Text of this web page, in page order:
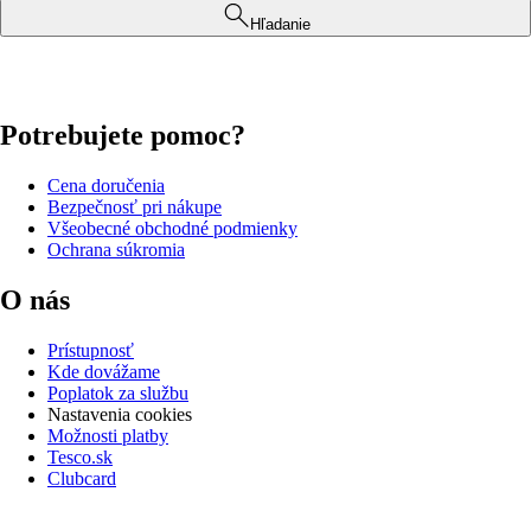
Hľadanie
Potrebujete pomoc?
Cena doručenia
Bezpečnosť pri nákupe
Všeobecné obchodné podmienky
Ochrana súkromia
O nás
Prístupnosť
Kde dovážame
Poplatok za službu
Nastavenia cookies
Možnosti platby
Tesco.sk
Clubcard